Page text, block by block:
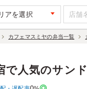
アを選択
カフェマスミヤの弁当一覧
で人気のサン